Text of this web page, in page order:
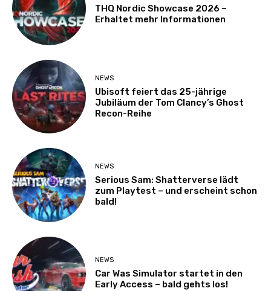
THQ Nordic Showcase 2026 –
Erhaltet mehr Informationen
NEWS
Ubisoft feiert das 25-jährige
Jubiläum der Tom Clancy’s Ghost
Recon-Reihe
NEWS
Serious Sam: Shatterverse lädt
zum Playtest – und erscheint schon
bald!
NEWS
Car Was Simulator startet in den
Early Access – bald gehts los!